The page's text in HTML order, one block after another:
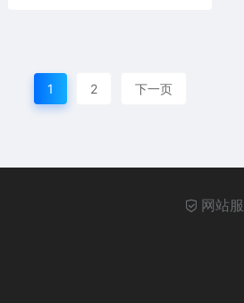
1 2 下一页
网站